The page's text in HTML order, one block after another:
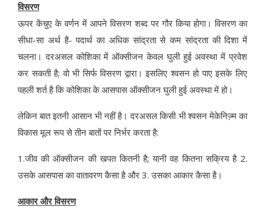
विसरण
ऊपर केंचुए के वर्णन में आपने विसरण शब्‍द पर गौर किया होगा। विसरण का
सीधा-सा अर्थ है- पदार्थ का अधिक सांद्रता से कम सांद्रता की दिशा में
चलना। दरअसल कोशिका में ऑक्‍सीजन केवल घुली हुई अवस्‍था में प्रवेश
कर सकती है; वो भी सिर्फ विसरण द्वारा। इसलिए श्‍वसन हो पाए इसके लिए
पहली शर्त है कि कोशिका के आसपास ऑक्‍सीजन घुली हुई अवस्‍था में हो।
लेकिन बात इतनी आसान भी नहीं है। दरअसल किसी भी श्‍वसन मेकेनिज्‍़म का
विकास मूल रूप से तीन बातों पर निर्भर करता है:
1.जीव की ऑक्‍सीजन की खपत कितनी है; यानी वह कितना सक्रिय है 2.
उसके आसपास का वातावरण कैसा है और 3. उसका आकार कैसा है।
आकार और विसरण